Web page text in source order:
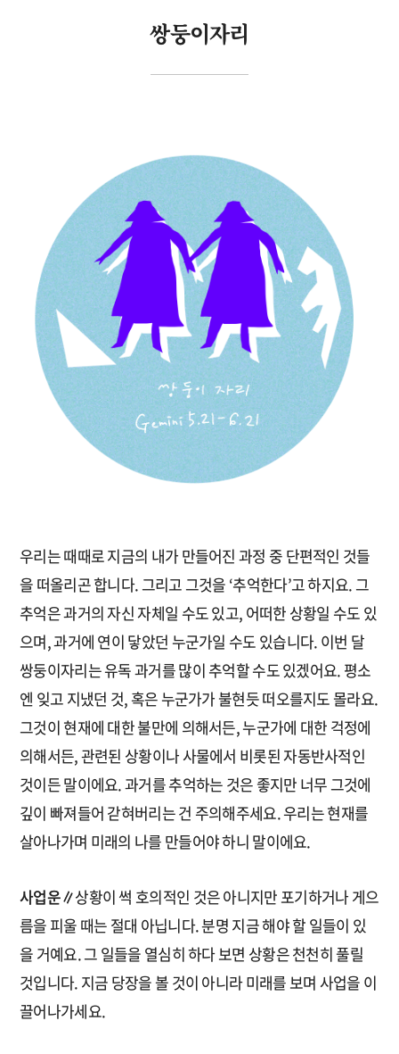
쌍둥이자리
우리는 때때로 지금의 내가 만들어진 과정 중 단편적인 것들
을 떠올리곤 합니다. 그리고 그것을 ‘추억한다’고 하지요. 그
추억은 과거의 자신 자체일 수도 있고, 어떠한 상황일 수도 있
으며, 과거에 연이 닿았던 누군가일 수도 있습니다. 이번 달
쌍둥이자리는 유독 과거를 많이 추억할 수도 있겠어요. 평소
엔 잊고 지냈던 것, 혹은 누군가가 불현듯 떠오를지도 몰라요.
그것이 현재에 대한 불만에 의해서든, 누군가에 대한 걱정에
의해서든, 관련된 상황이나 사물에서 비롯된 자동반사적인
것이든 말이에요. 과거를 추억하는 것은 좋지만 너무 그것에
깊이 빠져들어 갇혀버리는 건 주의해주세요. 우리는 현재를
살아나가며 미래의 나를 만들어야 하니 말이에요.
사업운∥상황이 썩 호의적인 것은 아니지만 포기하거나 게으
름을 피울 때는 절대 아닙니다. 분명 지금 해야 할 일들이 있
을 거예요. 그 일들을 열심히 하다 보면 상황은 천천히 풀릴
것입니다. 지금 당장을 볼 것이 아니라 미래를 보며 사업을 이
끌어나가세요.